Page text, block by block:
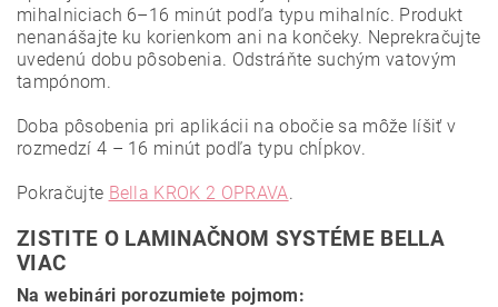
mihalniciach 6–16 minút podľa typu mihalníc. Produkt
nenanášajte ku korienkom ani na končeky. Neprekračujte
uvedenú dobu pôsobenia. Odstráňte suchým vatovým
tampónom.
Doba pôsobenia pri aplikácii na obočie sa môže líšiť v
rozmedzí 4 – 16 minút podľa typu chĺpkov.
Pokračujte Bella KROK 2 OPRAVA.
ZISTITE O LAMINAČNOM SYSTÉME BELLA
VIAC
Na webinári porozumiete pojmom: